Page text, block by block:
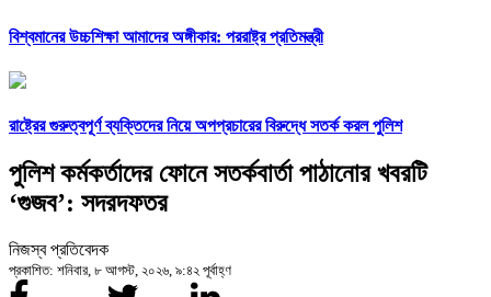
বিশ্বমানের উচ্চশিক্ষা আমাদের অঙ্গীকার: পররাষ্ট্র প্রতিমন্ত্রী
রাষ্ট্রের গুরুত্বপূর্ণ ব্যক্তিদের নিয়ে অপপ্রচারের বিরুদ্ধে সতর্ক করল পুলিশ
পুলিশ কর্মকর্তাদের ফোনে সতর্কবার্তা পাঠানোর খবরটি
‘গুজব’: সদরদফতর
নিজস্ব প্রতিবেদক
প্রকাশিত: শনিবার, ৮ আগস্ট, ২০২৬, ৯:৪২ পূর্বাহ্ণ